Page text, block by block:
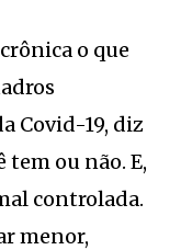
o que
Covid-19, diz
tem ou não. E,
controlada.
menor,